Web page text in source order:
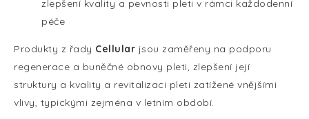
zlepšení kvality a pevnosti pleti v rámci každodenní
péče
Produkty z řady Cellular jsou zaměřeny na podporu
regenerace a buněčné obnovy pleti, zlepšení její
struktury a kvality a revitalizaci pleti zatížené vnějšími
vlivy, typickými zejména v letním období.